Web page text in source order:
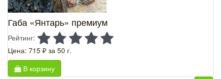
Габа «Янтарь» премиум
Рейтинг:
Цена: 715 ₽ за 50 г.
В корзину